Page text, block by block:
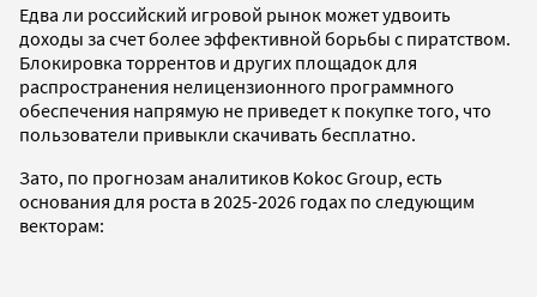
Едва ли российский игровой рынок может удвоить
доходы за счет более эффективной борьбы с пиратством.
Блокировка торрентов и других площадок для
распространения нелицензионного программного
обеспечения напрямую не приведет к покупке того, что
пользователи привыкли скачивать бесплатно.
Зато, по прогнозам аналитиков Kokoc Group, есть
основания для роста в 2025-2026 годах по следующим
векторам: